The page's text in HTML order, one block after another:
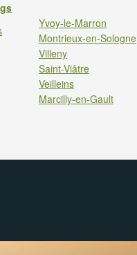
Yvoy-le-Marron
Montrieux-en-Sologne
Villeny
Saint-Viâtre
Veilleins
Marcilly-en-Gault